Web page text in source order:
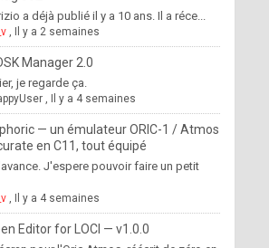
a déjà publié il y a 10 ans. Il a réce...
, Il y a 2 semaines
Manager 2.0
je regarde ça.
, Il y a 4 semaines
— un émulateur ORIC-1 / Atmos
en C11, tout équipé
J'espere pouvoir faire un petit
, Il y a 4 semaines
Editor for LOCI — v1.0.0